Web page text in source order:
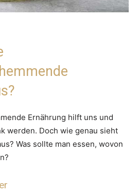
Ernährung hilft uns und
werden. Doch wie genau sieht
Was sollte man essen, wovon